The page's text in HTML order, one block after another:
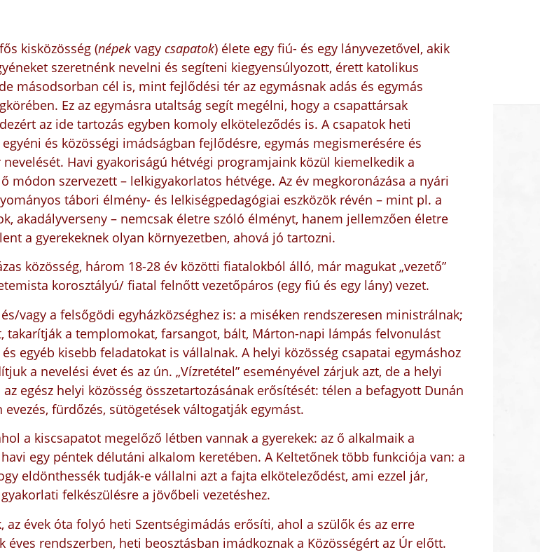
kisközösség (népek vagy csapatok) élete egy fiú- és egy lányvezetővel, akik
szeretnénk nevelni és segíteni kiegyensúlyozott, érett katolikus
másodsorban cél is, mint fejlődési tér az egymásnak adás és egymás
Ez az egymásra utaltság segít megélni, hogy a csapattársak
az ide tartozás egyben komoly elköteleződés is. A csapatok heti
és közösségi imádságban fejlődésre, egymás megismerésére és
Havi gyakoriságú hétvégi programjaink közül kiemelkedik a
szervezett – lelkigyakorlatos hétvége. Az év megkoronázása a nyári
tábori élmény- és lelkiségpedagógiai eszközök révén – mint pl. a
akadályverseny – nemcsak életre szóló élményt, hanem jellemzően életre
a gyerekeknek olyan környezetben, ahová jó tartozni.
közösség, három 18-28 év közötti fiatalokból álló, már magukat „vezető”
korosztályú/ fiatal felnőtt vezetőpáros (egy fiú és egy lány) vezet.
vagy a felsőgödi egyházközséghez is: a miséken rendszeresen ministrálnak;
takarítják a templomokat, farsangot, bált, Márton-napi lámpás felvonulást
egyéb kisebb feladatokat is vállalnak. A helyi közösség csapatai egymáshoz
a nevelési évet és az ún. „Vízretétel” eseményével zárjuk azt, de a helyi
egész helyi közösség összetartozásának erősítését: télen a befagyott Dunán
fürdőzés, sütögetések váltogatják egymást.
a kiscsapatot megelőző létben vannak a gyerekek: az ő alkalmaik a
egy péntek délutáni alkalom keretében. A Keltetőnek több funkciója van: a
eldönthessék tudják-e vállalni azt a fajta elköteleződést, ami ezzel jár,
felkészülésre a jövőbeli vezetéshez.
évek óta folyó heti Szentségimádás erősíti, ahol a szülők és az erre
rendszerben, heti beosztásban imádkoznak a Közösségért az Úr előtt.